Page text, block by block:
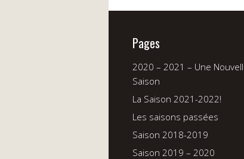
Pages
2020 – 2021 – Une
Saison
La Saison 2021-2022!
Les saisons passées
Saison 2018-2019
Saison 2019 – 2020